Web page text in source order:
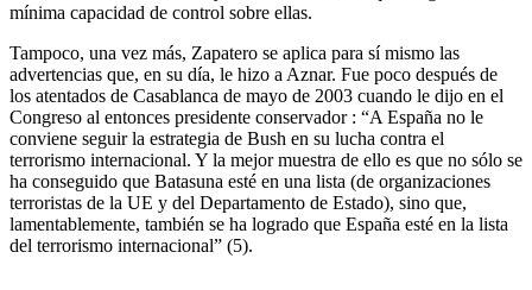
mínima capacidad de control sobre ellas.
Tampoco, una vez más, Zapatero se aplica para sí mismo las
advertencias que, en su día, le hizo a Aznar. Fue poco después de
los atentados de Casablanca de mayo de 2003 cuando le dijo en el
Congreso al entonces presidente conservador : “A España no le
conviene seguir la estrategia de Bush en su lucha contra el
terrorismo internacional. Y la mejor muestra de ello es que no sólo se
ha conseguido que Batasuna esté en una lista (de organizaciones
terroristas de la UE y del Departamento de Estado), sino que,
lamentablemente, también se ha logrado que España esté en la lista
del terrorismo internacional” (5).